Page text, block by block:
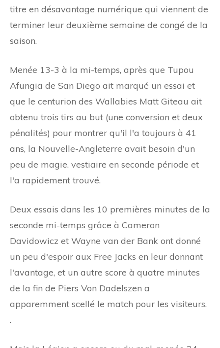
titre en désavantage numérique qui viennent de
terminer leur deuxième semaine de congé de la
saison.
Menée 13-3 à la mi-temps, après que Tupou
Afungia de San Diego ait marqué un essai et
que le centurion des Wallabies Matt Giteau ait
obtenu trois tirs au but (une conversion et deux
pénalités) pour montrer qu'il l'a toujours à 41
ans, la Nouvelle-Angleterre avait besoin d'un
peu de magie. vestiaire en seconde période et
l'a rapidement trouvé.
Deux essais dans les 10 premières minutes de la
seconde mi-temps grâce à Cameron
Davidowicz et Wayne van der Bank ont ​​donné
un peu d'espoir aux Free Jacks en leur donnant
l'avantage, et un autre score à quatre minutes
de la fin de Piers Von Dadelszen a
apparemment scellé le match pour les visiteurs.
.